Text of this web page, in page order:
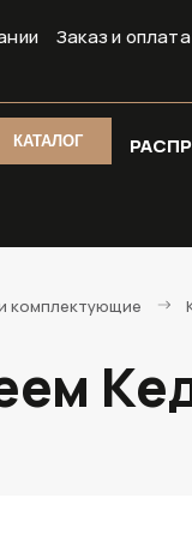
Заказ и оплата
КАТАЛОГ
комплектующие